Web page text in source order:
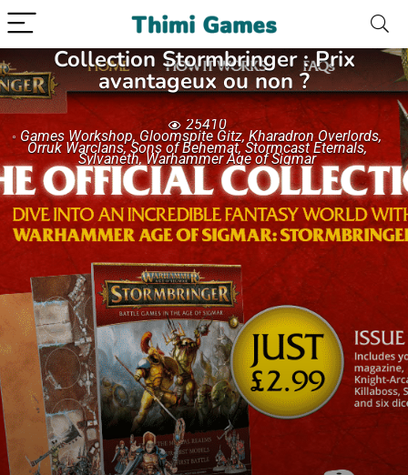
Collection Stormbringer : Prix
avantageux ou non ?
25410
Games Workshop,Gloomspite Gitz,Kharadron Overlords,
Orruk Warclans,Sons of Behemat,Stormcast Eternals,
Sylvaneth,Warhammer Age of Sigmar